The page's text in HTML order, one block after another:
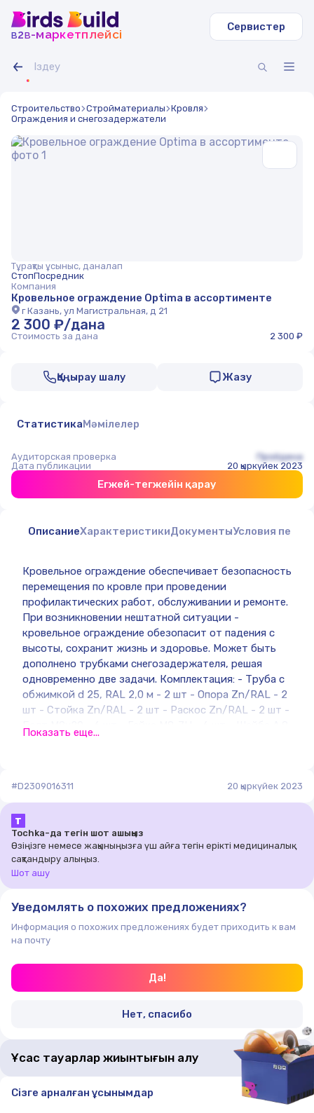
b2b-маркетплейсі
Сервистер
Строительство Стройматериалы Кровля
Ограждения и снегозадержатели
Тұрақты ұсыныс, даналап
СтопПосредник
Компания
Кровельное ограждение Optima в ассортименте
г Казань, ул Магистральная, д 21
2 300 ₽/дана
Стоимость за дана 2 300 ₽
Қоңырау шалу Жазу
СтатистикаМәмілелер
Аудиторская проверка
Пройдена
Дата публикации
20 қыркүйек 2023
Егжей-тегжейін қарау
ОписаниеХарактеристикиДокументыУсловия
Кровельное ограждение обеспечивает безопасность
перемещения по кровле при проведении
профилактических работ, обслуживании и ремонте.
При возникновении нештатной ситуации -
кровельное ограждение обезопасит от падения с
высоты, сохранит жизнь и здоровье. Может быть
дополнено трубками снегозадержателя, решая
одновременно две задачи. Комплектация: - Труба с
обжимкой d 25, RAL 2,0 м - 2 шт - Опора Zn/RAL - 2
шт - Стойка Zn/RAL - 2 шт - Раскос Zn/RAL - 2 шт -
Болт М8х20 - 6 шт - Гайка М8-7Н - 6 шт - Шайба А.8
- 6 шт - Саморез 8х60 DIN - 4 шт - Резиновый
Показать еще...
#D2309016311 20 қыркүйек 2023
Т
Tochka-да тегін шот ашыңыз
Өзіңізге немесе жақыныңызға үш айға тегін ерікті медициналық
сақтандыру алыңыз.
Шот ашу
Уведомлять о похожих предложениях?
Информация о похожих предложениях будет приходить к вам
на почту
Да!
Нет, спасибо
Ұқсас тауарлар жиынтығын алу
Сізге арналған ұсынымдар